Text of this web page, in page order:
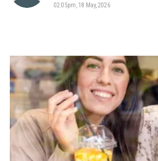
02:05pm, 18 May, 2026